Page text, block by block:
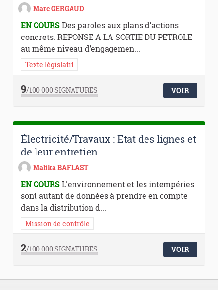
Marc GERGAUD
EN COURSDes paroles aux plans d’actions
concrets. REPONSE A LA SORTIE DU PETROLE
au même niveau d’engagemen...
Texte législatif
9/100 000SIGNATURES VOIR
Électricité/Travaux : Etat des lignes et
de leur entretien
Malika BAFLAST
EN COURSL'environnement et les intempéries
sont autant de données à prendre en compte
dans la distribution d...
Mission de contrôle
2/100 000SIGNATURES VOIR